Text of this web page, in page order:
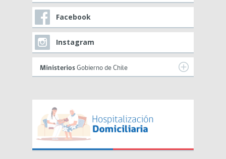
Facebook
Instagram
Ministerios Gobierno de Chile